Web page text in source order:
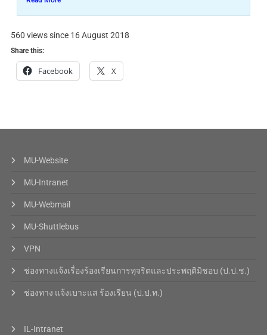
560 views since 16 August 2018
Share this:
Facebook X
MU-Website
MU-Intranet
MU-Webmail
MU-Shuttlebus
VPN
ช่องทางแจ้งเรื่องร้องเรียนการทุจริตและประพฤติมิชอบ (ป.ป.ช.)
ช่องทาง แจ้งเบาะแส ร้องเรียน (ป.ป.ท.)
IL-Intranet